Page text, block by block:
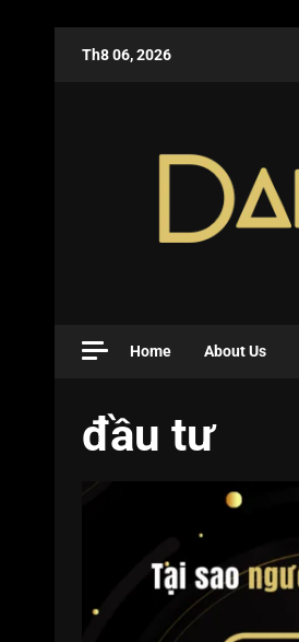
Th8 06, 2026
Home About Us
đầu tư